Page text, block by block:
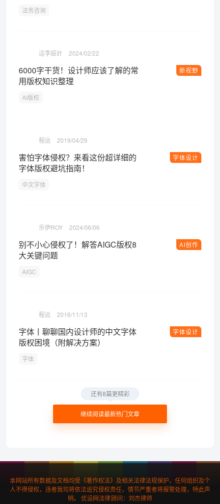
法务咨询
這李設計 2024/02/22
新视野
6000字干货！设计师应该了解的常
用版权知识整理
AI版权
程远 2019/04/29
字体设计
害怕字体侵权？来看这份超详细的
字体版权避坑指南！
中文字体
乐伊ROY 2024/06/06
AI创作
别不小心侵权了！解答AIGC版权8
大关键问题
AIGC
程远 2016/11/13
字体设计
字体丨聊聊国内设计师的中文字体
版权困境（附解决方案）
字体
继续阅读最新热门文章
还有8篇更精彩
本网站所有数据及文档均受《著作权法》及相关法律法规保护，任何组织及个
人不得侵权，违者我司将依法追究侵权责任，情节严重者将报警处理，特此声
明。 优设网法律顾问：刘杰律师